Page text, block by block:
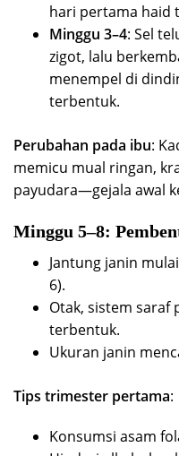
hari pertama haid
Minggu 3–4: Sel
zigot, lalu
menempel di
terbentuk.
Perubahan pada ibu:
memicu mual ringan,
payudara—gejala awal
Minggu 5–8:
Jantung janin
6).
Otak, sistem saraf
terbentuk.
Ukuran janin
Tips trimester pertama:
Konsumsi asam